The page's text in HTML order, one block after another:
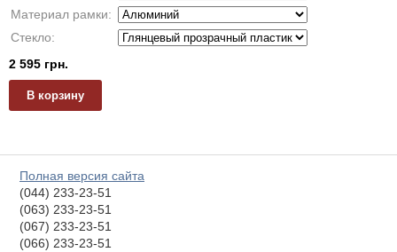
Материал рамки:
Стекло:
2 595 грн.
Полная версия сайта
(044) 233-23-51
(063) 233-23-51
(067) 233-23-51
(066) 233-23-51